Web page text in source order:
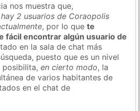
nos muestra que,
hay 2 usuarios de Coraopolis
, por lo quete
fácil encontrar algún usuario de
en la sala de chat más
puesto que es un nivel
posibilita,en cierto modo, la
de varios habitantes de
en el chat de